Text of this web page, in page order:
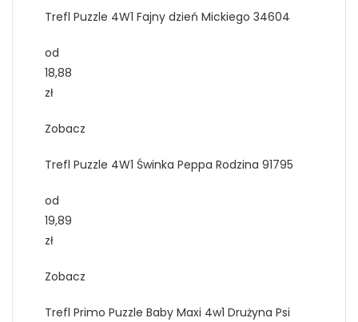
Trefl Puzzle 4W1 Fajny dzień Mickiego 34604
od
18,88
zł
Zobacz
Trefl Puzzle 4W1 Świnka Peppa Rodzina 91795
od
19,89
zł
Zobacz
Trefl Primo Puzzle Baby Maxi 4w1 Drużyna Psi